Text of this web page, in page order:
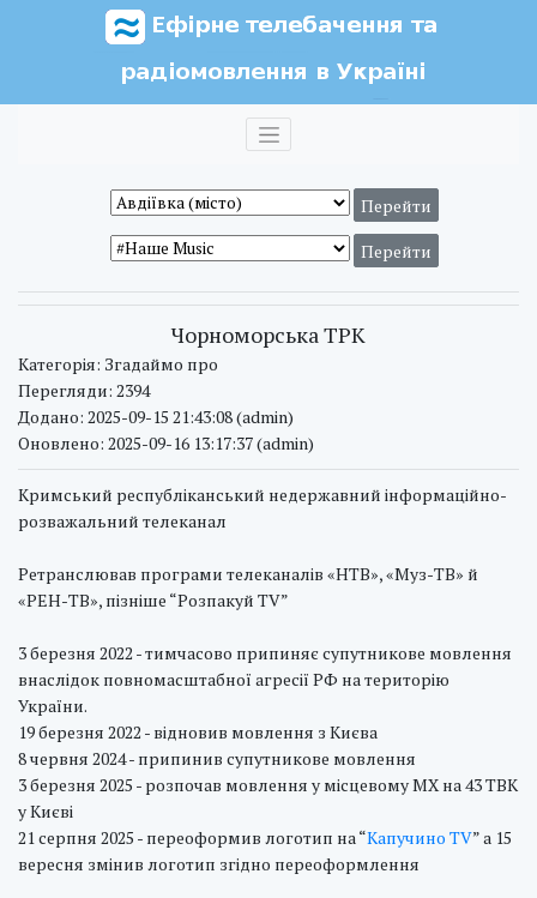
Чорноморська ТРК
Категорія: Згадаймо про
Перегляди: 2394
Додано: 2025-09-15 21:43:08 (admin)
Оновлено: 2025-09-16 13:17:37 (admin)
Кримський республіканський недержавний інформаційно-
розважальний телеканал
Ретранслював програми телеканалів «НТВ», «Муз-ТВ» й
«РЕН-ТВ», пізніше “Розпакуй TV”
3 березня 2022 - тимчасово припиняє супутникове мовлення
внаслідок повномасштабної агресії РФ на територію
України.
19 березня 2022 - відновив мовлення з Києва
8 червня 2024 - припинив супутникове мовлення
3 березня 2025 - розпочав мовлення у місцевому МХ на 43 ТВК
у Києві
21 серпня 2025 - переоформив логотип на “Капучино TV” а 15
вересня змінив логотип згідно переоформлення